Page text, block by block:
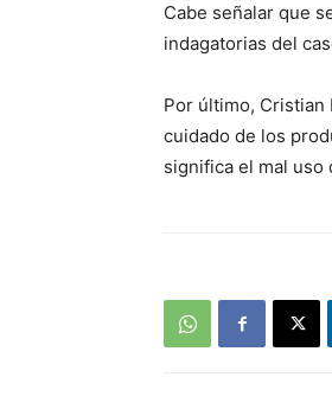
audio
Cabe señalar que
indagatorias del
Por último, Cristian
cuidado de los
significa el mal uso